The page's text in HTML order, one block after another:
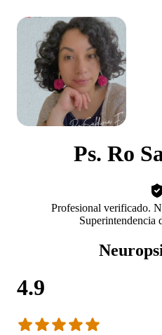
Ps. Ro
Profesional verificado.
Superintendencia
4.9